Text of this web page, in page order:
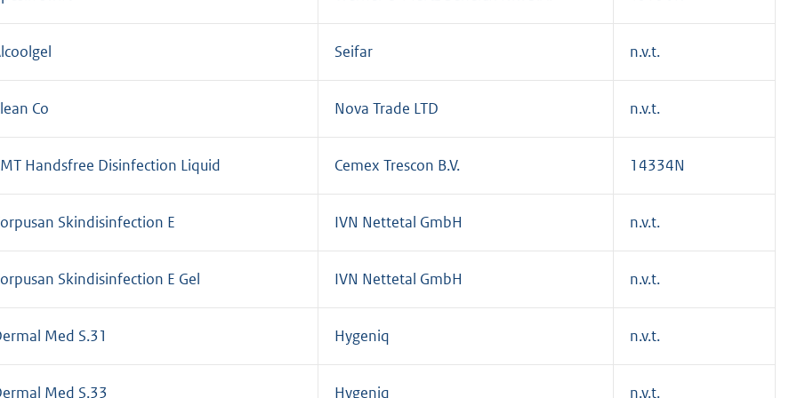
Seifar n.v.t.
Co Nova Trade LTD n.v.t.
Handsfree Disinfection Liquid Cemex Trescon B.V. 14334N
Skindisinfection E IVN Nettetal GmbH n.v.t.
Skindisinfection E Gel IVN Nettetal GmbH n.v.t.
Med S.31 Hygeniq n.v.t.
Med S.33 Hygeniq n.v.t.